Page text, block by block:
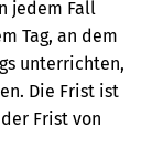
jedem Fall
Tag, an dem
unterrichten,
Die Frist ist
Frist von